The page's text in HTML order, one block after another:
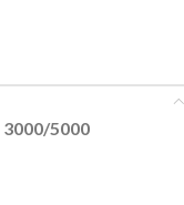
3000/5000